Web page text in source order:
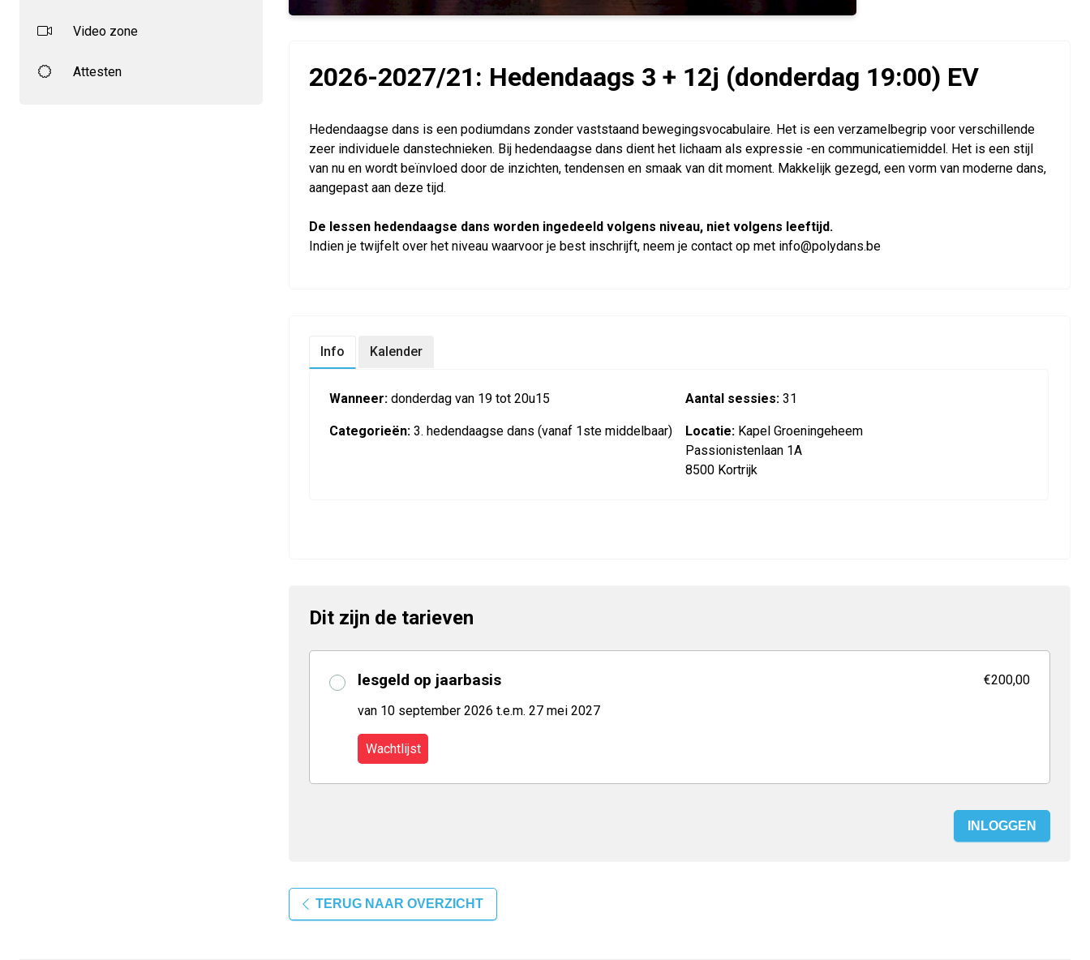
Video zone
Attesten 2026-2027/21: Hedendaags 3 + 12j (donderdag 19:00) EV
Hedendaagse dans is een podiumdans zonder vaststaand bewegingsvocabulaire. Het is een verzamelbegrip voor verschillende
zeer individuele danstechnieken. Bij hedendaagse dans dient het lichaam als expressie -en communicatiemiddel. Het is een stijl
van nu en wordt beïnvloed door de inzichten, tendensen en smaak van dit moment. Makkelijk gezegd, een vorm van moderne dans,
aangepast aan deze tijd.
De lessen hedendaagse dans worden ingedeeld volgens niveau, niet volgens leeftijd.
Indien je twijfelt over het niveau waarvoor je best inschrijft, neem je contact op met info@polydans.be
Info Kalender
Wanneer: donderdag van 19 tot 20u15 Aantal sessies: 31
Categorieën: 3. hedendaagse dans (vanaf 1ste middelbaar) Locatie: Kapel Groeningeheem
Passionistenlaan 1A
8500 Kortrijk
Dit zijn de tarieven
lesgeld op jaarbasis
van 10 september 2026 t.e.m. 27 mei 2027
Wachtlijst
€200,00
INLOGGEN
TERUG NAAR OVERZICHT